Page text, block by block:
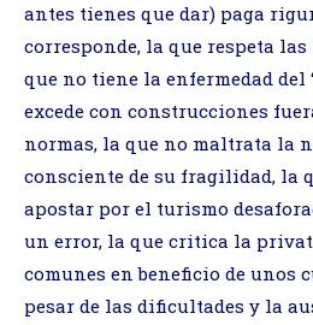
antes tienes que dar) paga
corresponde, la que respeta
que no tiene la enfermedad del
excede con construcciones
normas, la que no maltrata la
consciente de su fragilidad, la
apostar por el turismo
un error, la que critica la
comunes en beneficio de unos
pesar de las dificultades y la